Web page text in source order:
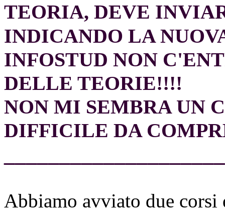
TEORIA, DEVE
INDICANDO LA
INFOSTUD NON
DELLE TEORIE!!!!
NON MI SEMBRA UN
DIFFICILE DA
Abbiamo avviato due